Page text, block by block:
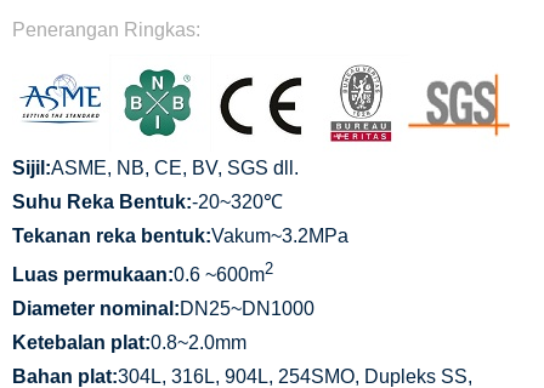
Penerangan Ringkas:
Sijil:ASME, NB, CE, BV, SGS dll.
Suhu Reka Bentuk:-20~320℃
Tekanan reka bentuk:Vakum~3.2MPa
Luas permukaan:0.6 ~600m2
Diameter nominal:DN25~DN1000
Ketebalan plat:0.8~2.0mm
Bahan plat:304L, 316L, 904L, 254SMO, Dupleks SS,